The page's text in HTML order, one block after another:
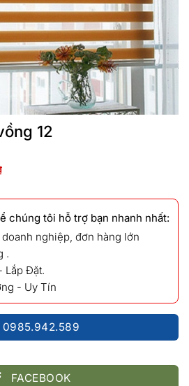
12
Giá
380,000₫.
chúng tôi hỗ trợ bạn nhanh nhất:
nghiệp, đơn hàng lớn
.
Lắp Đặt.
- Uy Tín
0985.942.589
FACEBOOK